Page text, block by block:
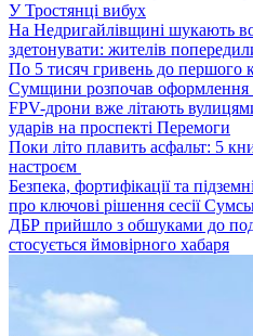
У Тростянці вибух
На Недригайлівщині шукають
здетонувати: жителів
По 5 тисяч гривень до першого
Сумщини розпочав оформлення
FPV-дрони вже літають
ударів на проспекті Перемоги
Поки літо плавить асфальт: 5
настроєм
Безпека, фортифікації та
про ключові рішення сесії
ДБР прийшло з обшуками до
стосується ймовірного хабаря